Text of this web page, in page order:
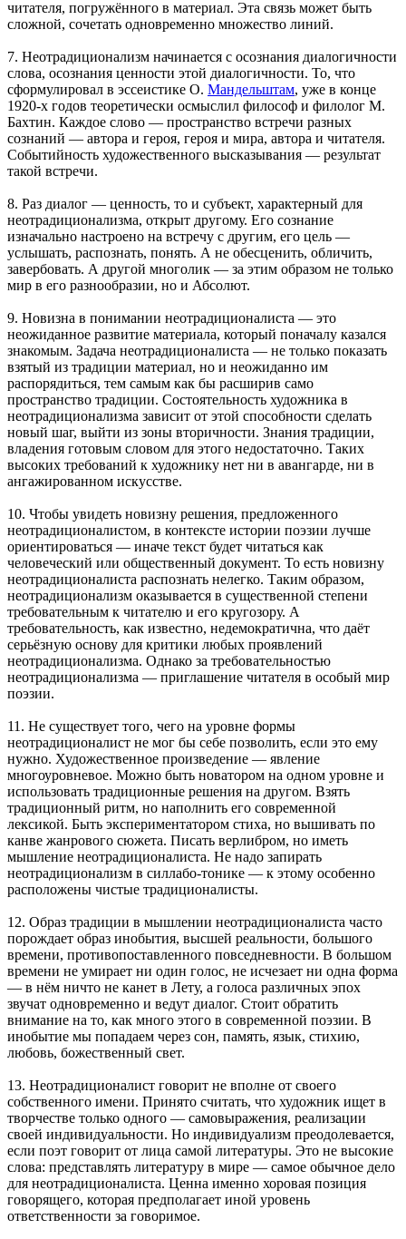
читателя, погружённого в материал. Эта связь может быть
сложной, сочетать одновременно множество линий.
7. Неотрадиционализм начинается с осознания диалогичности
слова, осознания ценности этой диалогичности. То, что
сформулировал в эссеистике О. Мандельштам, уже в конце
1920-х годов теоретически осмыслил философ и филолог М.
Бахтин. Каждое слово — пространство встречи разных
сознаний — автора и героя, героя и мира, автора и читателя.
Событийность художественного высказывания — результат
такой встречи.
8. Раз диалог — ценность, то и субъект, характерный для
неотрадиционализма, открыт другому. Его сознание
изначально настроено на встречу с другим, его цель —
услышать, распознать, понять. А не обесценить, обличить,
завербовать. А другой многолик — за этим образом не только
мир в его разнообразии, но и Абсолют.
9. Новизна в понимании неотрадиционалиста — это
неожиданное развитие материала, который поначалу казался
знакомым. Задача неотрадиционалиста — не только показать
взятый из традиции материал, но и неожиданно им
распорядиться, тем самым как бы расширив само
пространство традиции. Состоятельность художника в
неотрадиционализма зависит от этой способности сделать
новый шаг, выйти из зоны вторичности. Знания традиции,
владения готовым словом для этого недостаточно. Таких
высоких требований к художнику нет ни в авангарде, ни в
ангажированном искусстве.
10. Чтобы увидеть новизну решения, предложенного
неотрадиционалистом, в контексте истории поэзии лучше
ориентироваться — иначе текст будет читаться как
человеческий или общественный документ. То есть новизну
неотрадиционалиста распознать нелегко. Таким образом,
неотрадиционализм оказывается в существенной степени
требовательным к читателю и его кругозору. А
требовательность, как известно, недемократична, что даёт
серьёзную основу для критики любых проявлений
неотрадиционализма. Однако за требовательностью
неотрадиционализма — приглашение читателя в особый мир
поэзии.
11. Не существует того, чего на уровне формы
неотрадиционалист не мог бы себе позволить, если это ему
нужно. Художественное произведение — явление
многоуровневое. Можно быть новатором на одном уровне и
использовать традиционные решения на другом. Взять
традиционный ритм, но наполнить его современной
лексикой. Быть экспериментатором стиха, но вышивать по
канве жанрового сюжета. Писать верлибром, но иметь
мышление неотрадиционалиста. Не надо запирать
неотрадиционализм в силлабо-тонике — к этому особенно
расположены чистые традиционалисты.
12. Образ традиции в мышлении неотрадиционалиста часто
порождает образ инобытия, высшей реальности, большого
времени, противопоставленного повседневности. В большом
времени не умирает ни один голос, не исчезает ни одна форма
— в нём ничто не канет в Лету, а голоса различных эпох
звучат одновременно и ведут диалог. Стоит обратить
внимание на то, как много этого в современной поэзии. В
инобытие мы попадаем через сон, память, язык, стихию,
любовь, божественный свет.
13. Неотрадиционалист говорит не вполне от своего
собственного имени. Принято считать, что художник ищет в
творчестве только одного — самовыражения, реализации
своей индивидуальности. Но индивидуализм преодолевается,
если поэт говорит от лица самой литературы. Это не высокие
слова: представлять литературу в мире — самое обычное дело
для неотрадиционалиста. Ценна именно хоровая позиция
говорящего, которая предполагает иной уровень
ответственности за говоримое.